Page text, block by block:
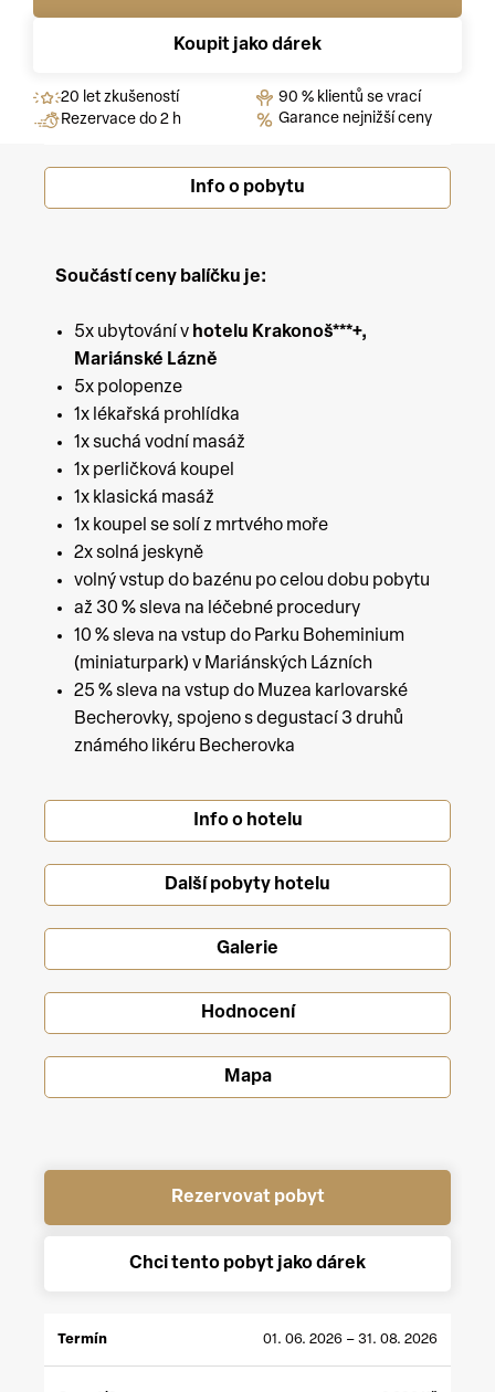
Koupit jako dárek
20 let zkušeností
Rezervace do 2 h
90 % klientů se vrací
Garance nejnižší ceny
Info o pobytu
Součástí ceny balíčku je:
5x ubytování v hotelu Krakonoš***+,
Mariánské Lázně
5x polopenze
1x lékařská prohlídka
1x suchá vodní masáž
1x perličková koupel
1x klasická masáž
1x koupel se solí z mrtvého moře
2x solná jeskyně
volný vstup do bazénu po celou dobu pobytu
až 30 % sleva na léčebné procedury
10 % sleva na vstup do Parku Boheminium
(miniaturpark) v Mariánských Lázních
25 % sleva na vstup do Muzea karlovarské
Becherovky, spojeno s degustací 3 druhů
známého likéru Becherovka
Info o hotelu
Další pobyty hotelu
Galerie
Hodnocení
Mapa
Rezervovat pobyt
Chci tento pobyt jako dárek
1/2*
CENA
1/1**
01. 06. 2026 – 31. 08. 2026